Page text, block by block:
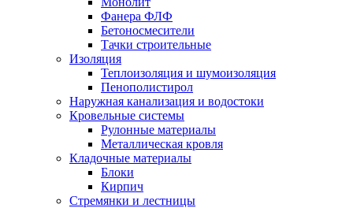
Фанера ФЛФ
Бетоносмесители
Тачки строительные
Изоляция
Теплоизоляция и шумоизоляция
Пенополистирол
Наружная канализация и водостоки
Кровельные системы
Рулонные материалы
Металлическая кровля
Кладочные материалы
Блоки
Кирпич
Стремянки и лестницы